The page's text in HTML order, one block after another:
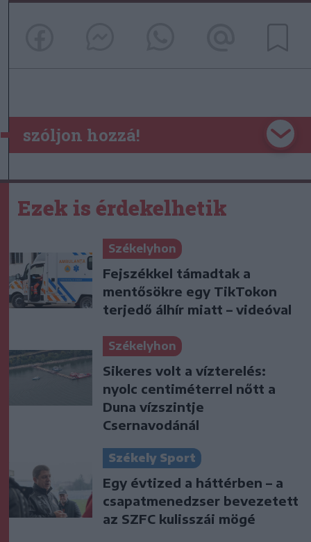
szóljon hozzá!
Ezek is érdekelhetik
Székelyhon
Fejszékkel támadtak a
mentősökre egy TikTokon
terjedő álhír miatt – videóval
Székelyhon
Sikeres volt a vízterelés:
nyolc centiméterrel nőtt a
Duna vízszintje
Csernavodánál
Székely Sport
Egy évtized a háttérben – a
csapatmenedzser bevezetett
az SZFC kulisszái mögé